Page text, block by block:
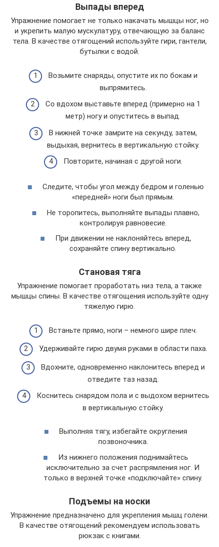
Выпады вперед
Упражнение помогает не только накачать мышцы ног, но
и укрепить малую мускулатуру, отвечающую за баланс
тела. В качестве отягощений используйте гири, гантели,
бутылки с водой.
Возьмите снаряды, опустите их по бокам и
выпрямитесь.
Со вдохом выставьте вперед (примерно на 1
метр) ногу и опуститесь в выпад.
В нижней точке замрите на секунду, затем,
выдыхая, вернитесь в вертикальную стойку.
Повторите, начиная с другой ноги.
Следите, чтобы угол между бедром и голенью
«передней» ноги был прямым.
Не торопитесь, выполняйте выпады плавно,
контролируя равновесие.
При движении не наклоняйтесь вперед,
сохраняйте спину вертикально.
Становая тяга
Упражнение помогает проработать низ тела, а также
мышцы спины. В качестве отягощения используйте одну
тяжелую гирю.
Встаньте прямо, ноги – немного шире плеч.
Удерживайте гирю двумя руками в области паха.
Вдохните, одновременно наклонитесь вперед и
отведите таз назад.
Коснитесь снарядом пола и с выдохом вернитесь
в вертикальную стойку.
Выполняя тягу, избегайте округления
позвоночника.
Из нижнего положения поднимайтесь
исключительно за счет распрямления ног. И
только в верхней точке «подключайте» спину.
Подъемы на носки
Упражнение предназначено для укрепления мышц голени.
В качестве отягощений рекомендуем использовать
рюкзак с книгами.